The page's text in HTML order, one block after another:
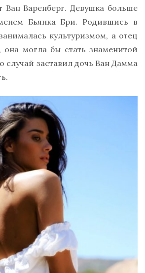
Ван Варенберг. Девушка больше
Бьянка Бри. Родившись в
культуризмом, а отец
она могла бы стать знаменитой
случай заставил дочь Ван Дамма